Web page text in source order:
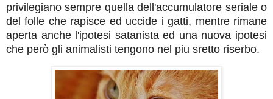
privilegiano sempre quella dell'accumulatore seriale o
del folle che rapisce ed uccide i gatti, mentre rimane
aperta anche l'ipotesi satanista ed una nuova ipotesi
che però gli animalisti tengono nel piu sretto riserbo.